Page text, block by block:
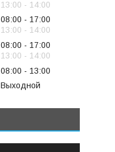
13:00
14:00
08:00
17:00
13:00
14:00
08:00
17:00
13:00
14:00
08:00
13:00
Выходной